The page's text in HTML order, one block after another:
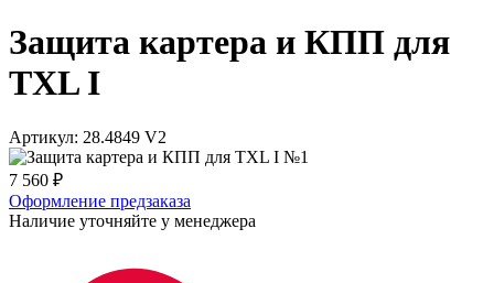
Защита картера и КПП для
TXL I
Артикул: 28.4849 V2
7 560 ₽
Оформление предзаказа
Наличие уточняйте у менеджера